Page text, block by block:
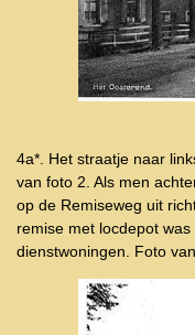
4a*. Het straatje naar
van foto 2. Als men
op de Remiseweg uit
remise met locdepot
dienstwoningen. Foto